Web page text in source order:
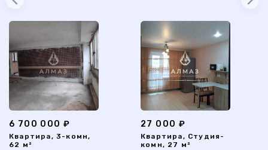
6 700 000 ₽
Квартира, 3-комн,
62 м²
27 000 ₽
Квартира, Студия-
комн, 27 м²